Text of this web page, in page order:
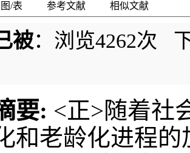
图/表 参考文献 相似文献
被：浏览4262次
要: <正>随着社
和老龄化进程